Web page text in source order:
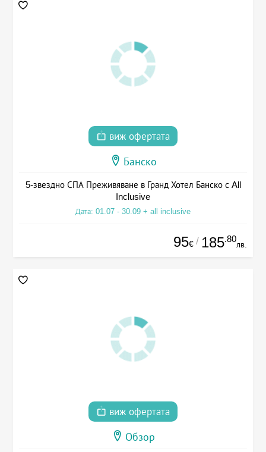
виж офертата
Банско
5-звездно СПА Преживяване в Гранд Хотел Банско с All
Inclusive
Дата: 01.07 - 30.09 + all inclusive
95€ / 185.80
лв.
виж офертата
Обзор